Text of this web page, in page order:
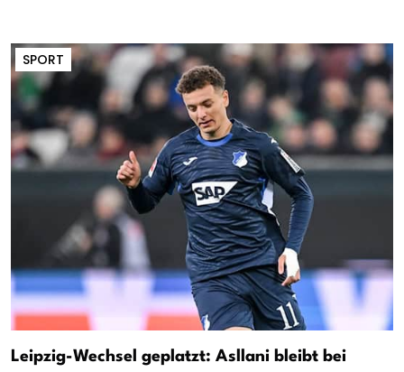
SPORT
Leipzig-Wechsel geplatzt: Asllani bleibt bei